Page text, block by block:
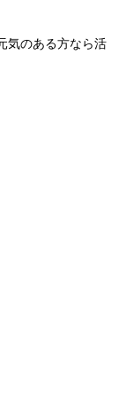
気のある方なら活